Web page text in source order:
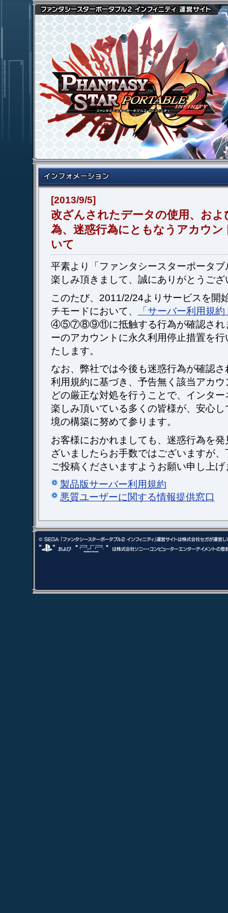
[2013/9/5]
改ざんされたデータの使用、およ
為、迷惑行為にともなうアカウン
いて
平素より「ファンタシースターポータ
楽しみ頂きまして、誠にありがとうござ
このたび、2011/2/24よりサービスを開
チモードにおいて、
「サーバー利用規約
④⑤⑦⑧⑨⑪に抵触する行為が確認され
ーのアカウントに永久利用停止措置を
たします。
なお、弊社では今後も迷惑行為が確認
利用規約に基づき、予告無く該当アカ
どの厳正な対処を行うことで、インタ
楽しみ頂いている多くの皆様が、安心
境の構築に努めて参ります。
お客様におかれましても、迷惑行為を
ざいましたらお手数ではございますが
ご投稿くださいますようお願い申し上げ
製品版サーバー利用規約
悪質ユーザーに関する情報提供窓口